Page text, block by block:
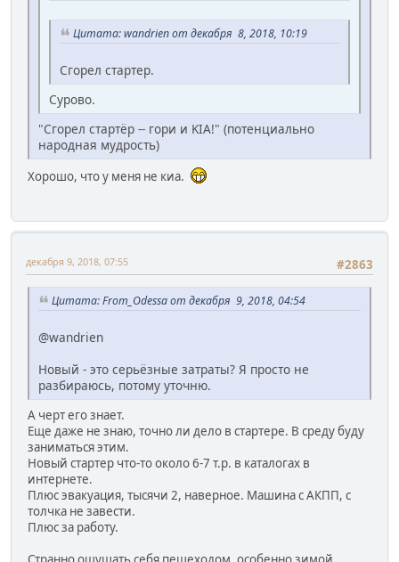
Цитата: wandrien от декабря 8, 2018, 10:19
Сгорел стартер.
Сурово.
"Сгорел стартёр -- гори и KIA!" (потенциально
народная мудрость)
Хорошо, что у меня не киа.
#2863
декабря 9, 2018, 07:55
Цитата: From_Odessa от декабря 9, 2018, 04:54
@wandrien
Новый - это серьёзные затраты? Я просто не
разбираюсь, потому уточню.
А черт его знает.
Еще даже не знаю, точно ли дело в стартере. В среду буду
заниматься этим.
Новый стартер что-то около 6-7 т.р. в каталогах в
интернете.
Плюс эвакуация, тысячи 2, наверное. Машина с АКПП, с
толчка не завести.
Плюс за работу.